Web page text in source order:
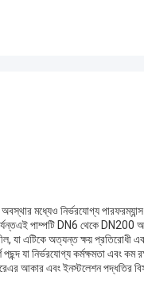
অবস্থার মধ্যেও নির্ভরযোগ্য
পাম্পটি DN6 থেকে DN200
যা এটিকে অত্যন্ত ক্ষয় প্রতিরোধী
যা নির্ভরযোগ্য কর্মক্ষমতা এবং কম
আকার এবং ইনস্টলেশন পদ্ধতির